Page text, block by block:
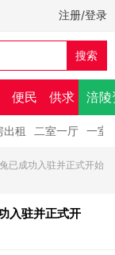
注册/登录
便民 供求 涪陵
出租 二室一厅 一室
已成功入驻并正式开始
入驻并正式开